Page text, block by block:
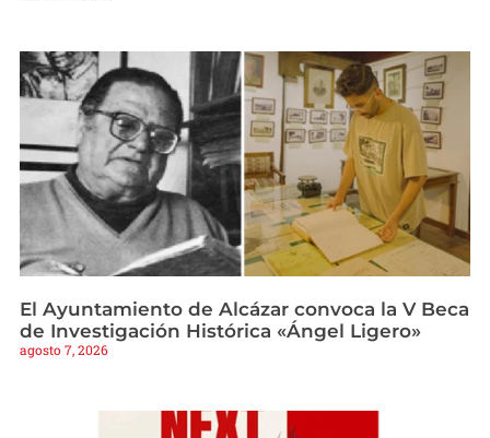
El Ayuntamiento de Alcázar convoca la V Beca
de Investigación Histórica «Ángel Ligero»
agosto 7, 2026